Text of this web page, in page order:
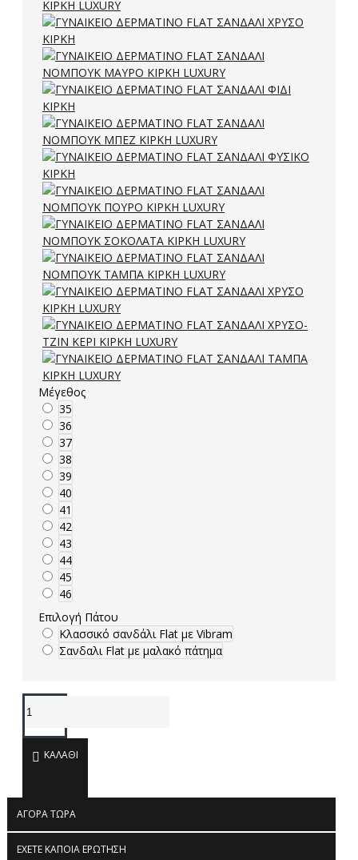
Μέγεθος
35
36
37
38
39
40
41
42
43
44
45
46
Επιλογή Πάτου
Κλασσικό σανδάλι Flat με Vibram
Σανδαλι Flat με μαλακό πάτημα
ΚΑΛΆΘΙ
ΑΓΟΡΆ ΤΏΡΑ
ΈΧΕΤΕ ΚΆΠΟΙΑ ΕΡΏΤΗΣΗ